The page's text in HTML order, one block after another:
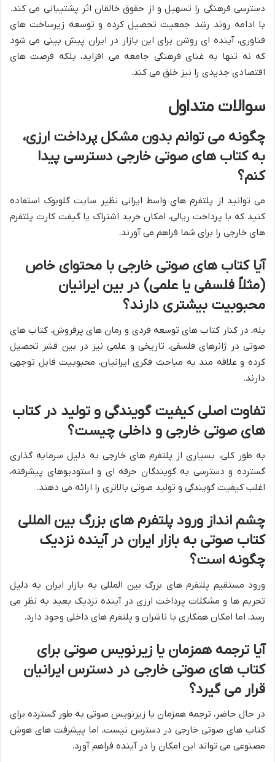
دسترسی فرهنگی را تسهیل و از حقوق خالقان اثر پشتیبانی می کند.
با ادامه روند رشد جمعیت تحصیل کرده و توسعه زیرساخت های
فناوری، آینده ای روشن برای این بازار در ایران پیش بینی می شود
که نه تنها به غنای فرهنگی جامعه می افزاید، بلکه فرصت های
اقتصادی جدیدی را نیز خلق می کند.
سوالات متداول
چگونه می توانم بدون مشکل پرداخت ارزی،
به کتاب های صوتی خارجی دسترسی پیدا
کنم؟
می توانید از پلتفرم های واسط ایرانی نظیر سایت گلوبوک استفاده
کنید که با پرداخت ریالی، امکان خرید اشتراک یا گیفت کارت پلتفرم
های خارجی را برای شما فراهم می آورند.
آیا کتاب های صوتی خارجی با محتوای خاص
(مثلاً فلسفی یا علمی) در بین ایرانیان
محبوبیت بیشتری دارند؟
بله، در کنار کتاب های توسعه فردی و رمان های پرفروش، کتاب های
صوتی در ژانرهای فلسفی، تاریخی و علمی نیز در بین قشر تحصیل
کرده و علاقه مند به مباحث فکری ایرانیان، محبوبیت قابل توجهی
دارند.
تفاوت اصلی کیفیت گویندگی و تولید در کتاب
های صوتی خارجی و داخلی چیست؟
به طور کلی، بسیاری از پلتفرم های خارجی به دلیل سرمایه گذاری
گسترده و دسترسی به گویندگان حرفه ای و استودیوهای پیشرفته،
اغلب کیفیت گویندگی و تولید صوتی بالاتری را ارائه می دهند.
چشم انداز ورود پلتفرم های بزرگ بین المللی
کتاب صوتی به بازار ایران در آینده نزدیک
چگونه است؟
ورود مستقیم پلتفرم های بزرگ بین المللی به بازار ایران به دلیل
تحریم ها و مشکلات پرداخت ارزی در آینده نزدیک بعید به نظر می
رسد، اما امکان همکاری با ناشران و پلتفرم های داخلی وجود دارد.
آیا ترجمه همزمان یا زیرنویس صوتی برای
کتاب های صوتی خارجی در دسترس ایرانیان
قرار می گیرد؟
در حال حاضر، ترجمه همزمان یا زیرنویس صوتی به طور گسترده برای
کتاب های صوتی خارجی در دسترس نیست، اما پیشرفت های هوش
مصنوعی می تواند این امکان را در آینده فراهم آورد.